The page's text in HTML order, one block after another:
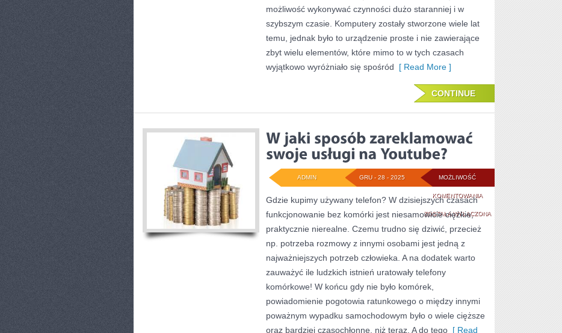
SWÓJ
KOMPUTER?
możliwość wykonywać czynności dużo staranniej i w
szybszym czasie. Komputery zostały stworzone wiele lat
temu, jednak było to urządzenie proste i nie zawierające
zbyt wielu elementów, które mimo to w tych czasach
wyjątkowo wyróżniało się spośród [ Read More ]
CONTINUE
MOŻLIWOŚĆ
KOMENTOWANIAW
JAKI
SPOSÓB
ZAREKLAMOWAĆ
SWOJE
USŁUGI
YOUTUBE?
ZOSTAŁA WYŁĄCZONA
GRU - 28 - 2025
ADMIN
Gdzie kupimy używany telefon? W dzisiejszych czasach
funkcjonowanie bez komórki jest niesamowicie ciężkie,
praktycznie nierealne. Czemu trudno się dziwić, przecież
np. potrzeba rozmowy z innymi osobami jest jedną z
najważniejszych potrzeb człowieka. A na dodatek warto
zauważyć ile ludzkich istnień uratowały telefony
komórkowe! W końcu gdy nie było komórek,
powiadomienie pogotowia ratunkowego o między innymi
poważnym wypadku samochodowym było o wiele cięższe
oraz bardziej czasochłonne, niż teraz. A do tego [ Read